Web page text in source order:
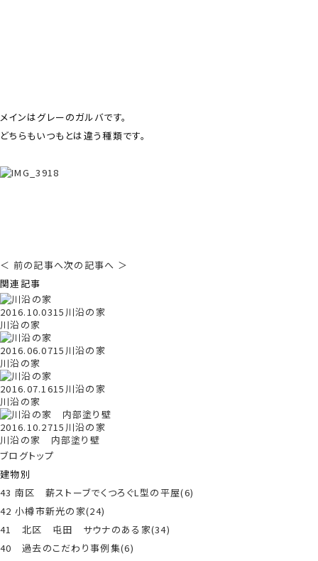
メインはグレーのガルバです。
どちらもいつもとは違う種類です。
＜ 前の記事へ次の記事へ ＞
関連記事
2016.10.0315川沿の家
川沿の家
2016.06.0715川沿の家
川沿の家
2016.07.1615川沿の家
川沿の家
2016.10.2715川沿の家
川沿の家 内部塗り壁
ブログトップ
建物別
43 南区 薪ストーブでくつろぐL型の平屋(6)
42 小樽市新光の家(24)
41 北区 屯田 サウナのある家(34)
40 過去のこだわり事例集(6)